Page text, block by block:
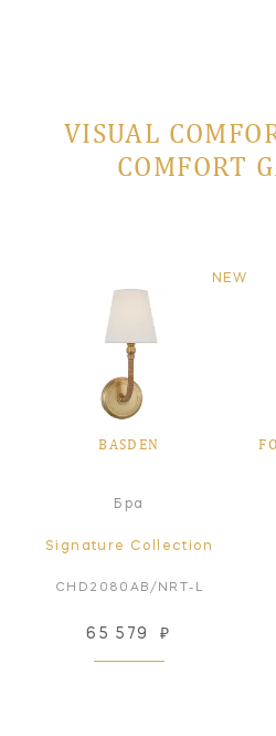
VISUAL
COMFORT
NEW
BASDEN
Бра
Signature Collection
CHD2080AB/NRT-L
65 579 ₽